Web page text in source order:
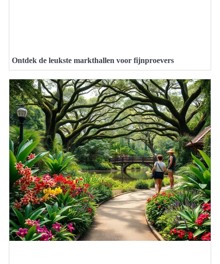
Ontdek de leukste markthallen voor fijnproevers